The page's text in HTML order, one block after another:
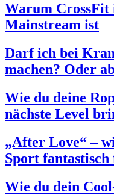
Warum
Mainstream ist
Darf ich bei
machen? Oder
Wie du deine
nächste Level
„After Love“ –
Sport fantastisch
Wie du dein